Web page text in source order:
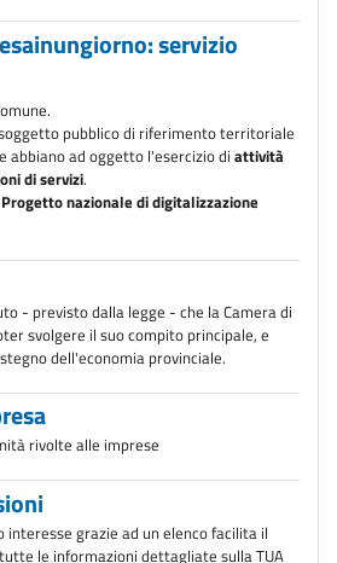
servizio
soggetto pubblico di riferimento territoriale
abbiano ad oggetto l'esercizio di attività
di servizi.
Progetto nazionale di digitalizzazione
- previsto dalla legge - che la Camera di
svolgere il suo compito principale, e
dell'economia provinciale.
rivolte alle imprese
interesse grazie ad un elenco facilita il
le informazioni dettagliate sulla TUA